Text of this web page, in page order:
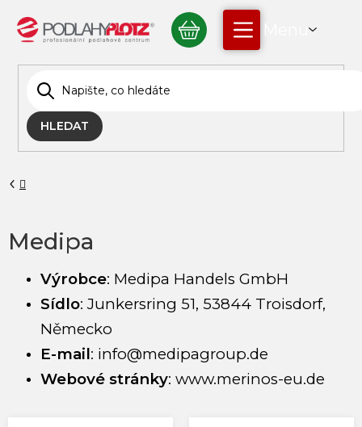
obsah
HLEDAT
NÁKUPNÍ
KOŠÍK
Medipa
Výrobce: Medipa Handels GmbH
Sídlo:Junkersring 51, 53844 Troisdorf,
Německo
E-mail: info@medipagroup.de
Webové stránky: www.merinos-eu.de